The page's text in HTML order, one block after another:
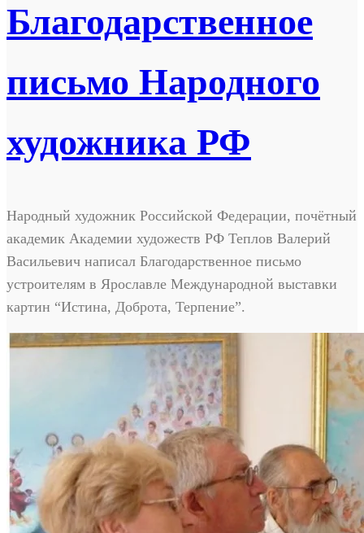
Благодарственное
письмо Народного
художника РФ
Народный художник Российской Федерации, почётный
академик Академии художеств РФ Теплов Валерий
Васильевич написал Благодарственное письмо
устроителям в Ярославле Международной выставки
картин “Истина, Доброта, Терпение”.